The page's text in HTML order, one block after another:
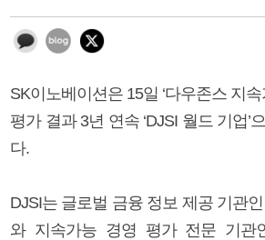
SK이노베이션은 15일 ‘다우존스 지
평가 결과 3년 연속 ‘DJSI 월드 기업’
다.
DJSI는 글로벌 금융 정보 제공 기관
와 지속가능 경영 평가 전문 기관